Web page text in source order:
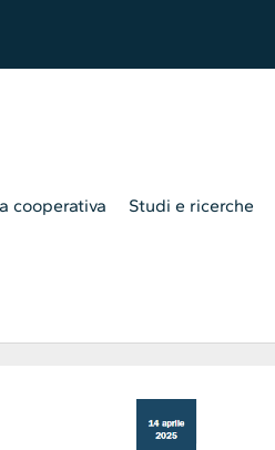
cooperativa Studi e ricerche